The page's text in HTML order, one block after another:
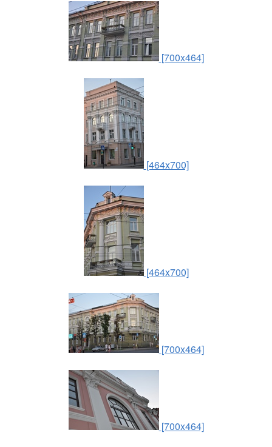
[700x464]
[464x700]
[464x700]
[700x464]
[700x464]